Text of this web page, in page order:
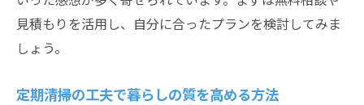
見積もりを活用し、自分に合ったプランを検討してみま
しょう。
定期清掃の工夫で暮らしの質を高める方法